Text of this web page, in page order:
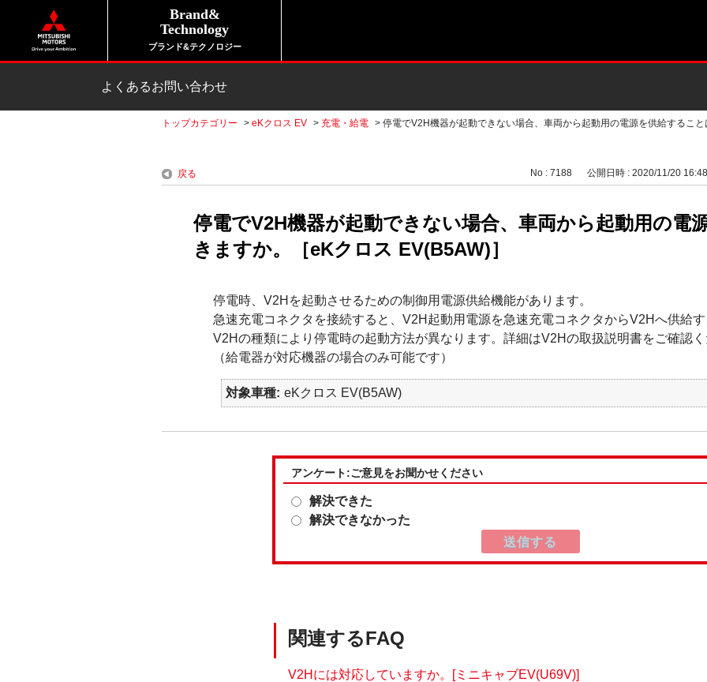
Brand&
Technology
ブランド&テクノロジー
よくあるお問い合わせ
トップカテゴリー > eKクロス EV > 充電・給電 > 停電でV2H機器が起動できない場合、車両から起動用の電源を供給すること
戻る No : 7188 公開日時 : 2020/11/20 16:48
停電でV2H機器が起動できない場合、車両から起動用の電
きますか。［eKクロス EV(B5AW)］
停電時、V2Hを起動させるための制御用電源供給機能があります。
急速充電コネクタを接続すると、V2H起動用電源を急速充電コネクタからV2Hへ供給す
V2Hの種類により停電時の起動方法が異なります。詳細はV2Hの取扱説明書をご確認く
（給電器が対応機器の場合のみ可能です）
対象車種 eKクロス EV(B5AW)
アンケート:ご意見をお聞かせください
解決できた
解決できなかった
関連するFAQ
V2Hには対応していますか。[ミニキャブEV(U69V)]